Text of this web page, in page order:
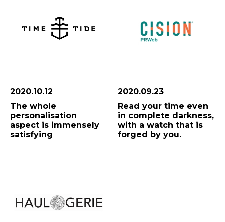
2020.10.12
The whole
personalisation
aspect is immensely
satisfying
2020.09.23
Read your time even
in complete darkness,
with a watch that is
forged by you.